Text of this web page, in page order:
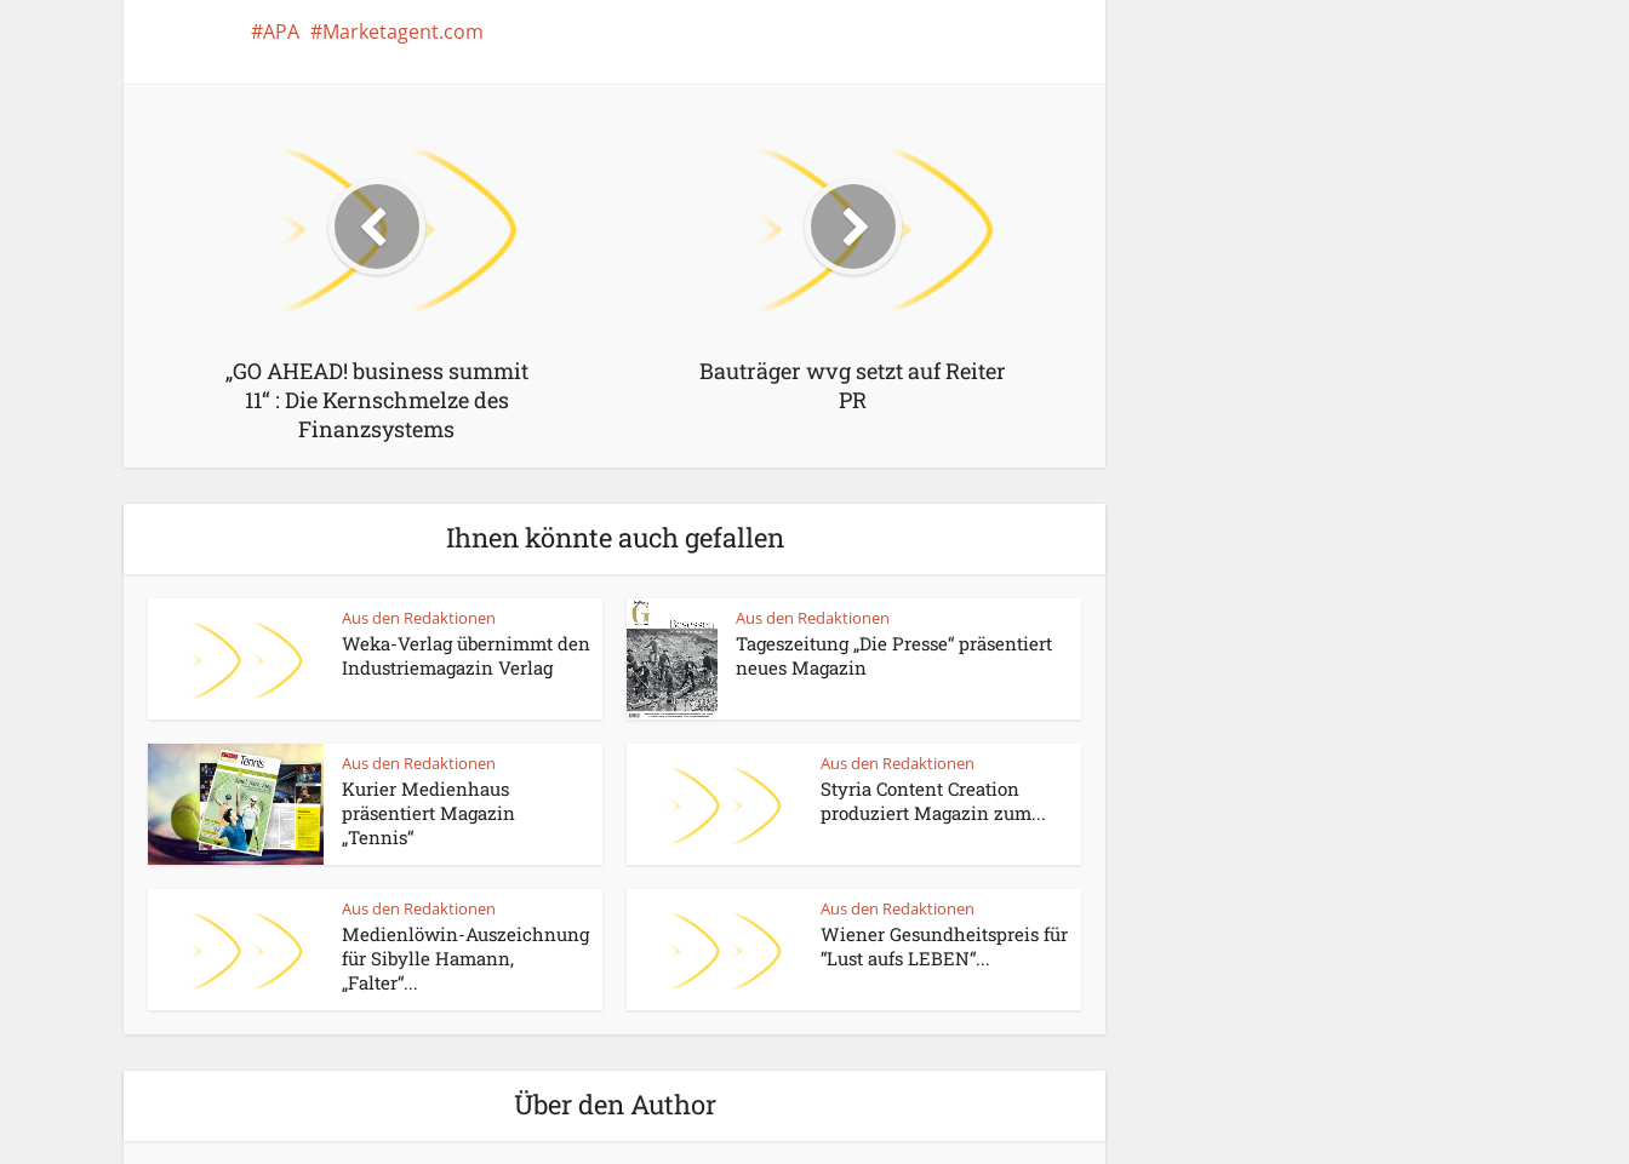
APA Marketagent.com
„GO AHEAD! business summit
11“ : Die Kernschmelze des
Finanzsystems
Bauträger wvg setzt auf Reiter
PR
Ihnen könnte auch gefallen
Aus den Redaktionen
Weka-Verlag übernimmt den
Industriemagazin Verlag
Aus den Redaktionen
Tageszeitung „Die Presse“ präsentiert
neues Magazin
Aus den Redaktionen
Kurier Medienhaus
präsentiert Magazin
„Tennis“
Aus den Redaktionen
Styria Content Creation
produziert Magazin zum...
Aus den Redaktionen
Medienlöwin-Auszeichnung
für Sibylle Hamann,
„Falter“...
Aus den Redaktionen
Wiener Gesundheitspreis für
“Lust aufs LEBEN“...
Über den Author